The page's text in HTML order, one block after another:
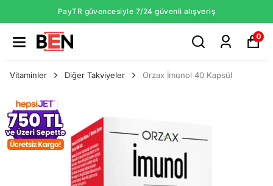
PayTR güvencesiyle 7/24 güvenli alışveriş
0
Vitaminler Diğer Takviyeler Orzax İmunol 40 Kapsül